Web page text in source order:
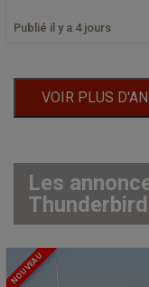
Publié il y a 4 jours
VOIR PLUS
Les
Thunderbird
NOUVEAU